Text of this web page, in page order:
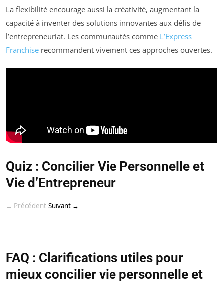
La flexibilité encourage aussi la créativité, augmentant la
capacité à inventer des solutions innovantes aux défis de
l’entrepreneuriat. Les communautés comme L’Express
Franchise recommandent vivement ces approches ouvertes.
Quiz : Concilier Vie Personnelle et
Vie d’Entrepreneur
← Précédent Suivant →
FAQ : Clarifications utiles pour
mieux concilier vie personnelle et